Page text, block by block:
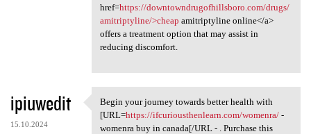
href=https://downtowndrugofhillsboro.com/drugs/
amitriptyline/>cheap amitriptyline online</a>
offers a treatment option that may assist in
reducing discomfort.
ipiuwedit
15.10.2024
Begin your journey towards
Begin your journey towards better health with
[URL=https://ifcuriousthenlearn.com/womenra/-
womenra buy in canada[/URL - . Purchase this